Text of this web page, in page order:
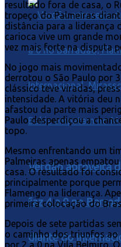
Verdão aproveita
faz 4 a 0 no
diante do
resultado fora de casa, o
tropeço do Palmeiras
distância para a liderança
carioca vive um grande
vez mais forte na disputa
No jogo mais
derrotou o São Paulo por
clássico teve viradas,
intensidade. A vitória deu
afastou da parte mais
Paulo desperdiçou a
topo.
Mesmo enfrentando um
Palmeiras apenas
casa. O resultado foi
principalmente porque
Flamengo na liderança.
primeira colocação do
Depois de sete partidas
o caminho dos triunfos ao
por 2 a 0 na Vila Belmiro.